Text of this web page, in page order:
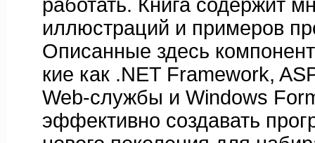
работать. Книга содержит
иллюстраций и примеров
Описанные здесь
кие как .NET Framework,
Web-службы и Windows
эффективно создавать